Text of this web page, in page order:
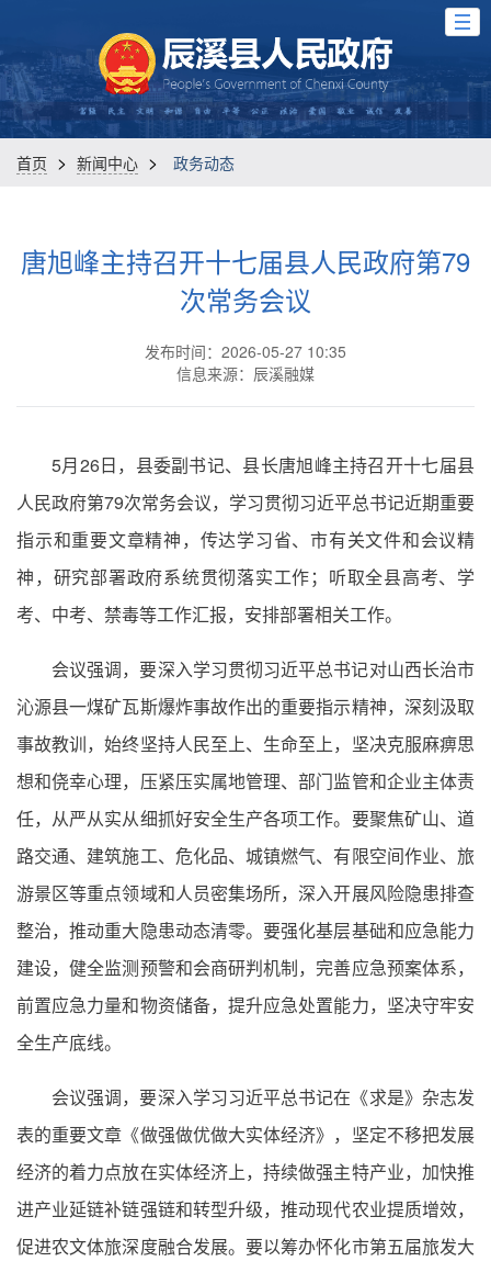
首页 > 新闻中心 > 政务动态
唐旭峰主持召开十七届县人民政府第79
次常务会议
发布时间：2026-05-27 10:35
信息来源：辰溪融媒
5月26日，县委副书记、县长唐旭峰主持召开十七届县
人民政府第79次常务会议，学习贯彻习近平总书记近期重要
指示和重要文章精神，传达学习省、市有关文件和会议精
神，研究部署政府系统贯彻落实工作；听取全县高考、学
考、中考、禁毒等工作汇报，安排部署相关工作。
会议强调，要深入学习贯彻习近平总书记对山西长治市
沁源县一煤矿瓦斯爆炸事故作出的重要指示精神，深刻汲取
事故教训，始终坚持人民至上、生命至上，坚决克服麻痹思
想和侥幸心理，压紧压实属地管理、部门监管和企业主体责
任，从严从实从细抓好安全生产各项工作。要聚焦矿山、道
路交通、建筑施工、危化品、城镇燃气、有限空间作业、旅
游景区等重点领域和人员密集场所，深入开展风险隐患排查
整治，推动重大隐患动态清零。要强化基层基础和应急能力
建设，健全监测预警和会商研判机制，完善应急预案体系，
前置应急力量和物资储备，提升应急处置能力，坚决守牢安
全生产底线。
会议强调，要深入学习习近平总书记在《求是》杂志发
表的重要文章《做强做优做大实体经济》，坚定不移把发展
经济的着力点放在实体经济上，持续做强主特产业，加快推
进产业延链补链强链和转型升级，推动现代农业提质增效，
促进农文体旅深度融合发展。要以筹办怀化市第五届旅发大